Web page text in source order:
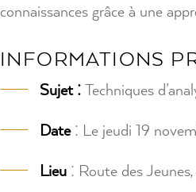
connaissances grâce à une
INFORMATIONS
Sujet : Techniques
Date: Le jeudi 19
Lieu : Route des